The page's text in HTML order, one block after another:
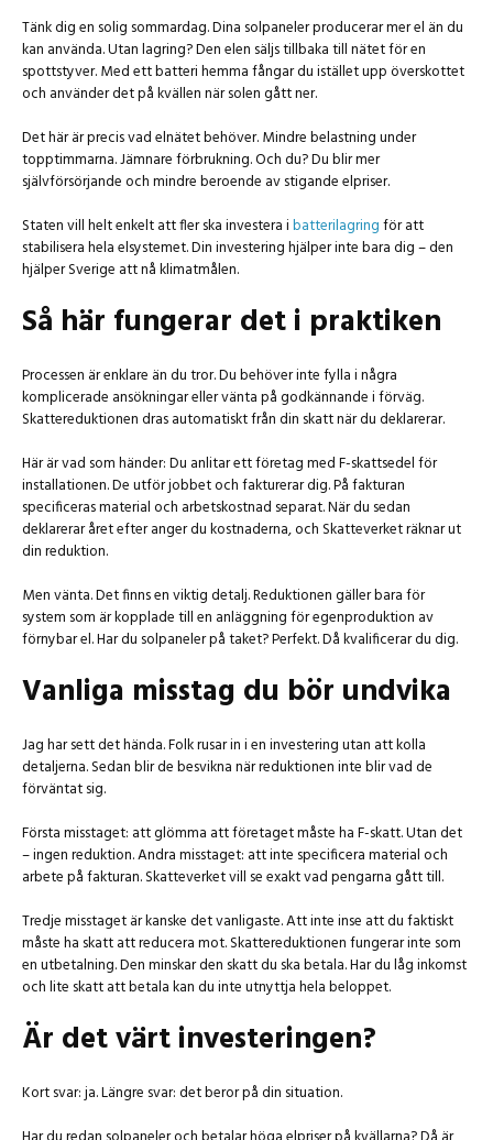
Tänk dig en solig sommardag. Dina solpaneler producerar mer el än du
kan använda. Utan lagring? Den elen säljs tillbaka till nätet för en
spottstyver. Med ett batteri hemma fångar du istället upp överskottet
och använder det på kvällen när solen gått ner.
Det här är precis vad elnätet behöver. Mindre belastning under
topptimmarna. Jämnare förbrukning. Och du? Du blir mer
självförsörjande och mindre beroende av stigande elpriser.
Staten vill helt enkelt att fler ska investera ibatterilagringför att
stabilisera hela elsystemet. Din investering hjälper inte bara dig – den
hjälper Sverige att nå klimatmålen.
Så här fungerar det i praktiken
Processen är enklare än du tror. Du behöver inte fylla i några
komplicerade ansökningar eller vänta på godkännande i förväg.
Skattereduktionen dras automatiskt från din skatt när du deklarerar.
Här är vad som händer: Du anlitar ett företag med F-skattsedel för
installationen. De utför jobbet och fakturerar dig. På fakturan
specificeras material och arbetskostnad separat. När du sedan
deklarerar året efter anger du kostnaderna, och Skatteverket räknar ut
din reduktion.
Men vänta. Det finns en viktig detalj. Reduktionen gäller bara för
system som är kopplade till en anläggning för egenproduktion av
förnybar el. Har du solpaneler på taket? Perfekt. Då kvalificerar du dig.
Vanliga misstag du bör undvika
Jag har sett det hända. Folk rusar in i en investering utan att kolla
detaljerna. Sedan blir de besvikna när reduktionen inte blir vad de
förväntat sig.
Första misstaget: att glömma att företaget måste ha F-skatt. Utan det
– ingen reduktion. Andra misstaget: att inte specificera material och
arbete på fakturan. Skatteverket vill se exakt vad pengarna gått till.
Tredje misstaget är kanske det vanligaste. Att inte inse att du faktiskt
måste ha skatt att reducera mot. Skattereduktionen fungerar inte som
en utbetalning. Den minskar den skatt du ska betala. Har du låg inkomst
och lite skatt att betala kan du inte utnyttja hela beloppet.
Är det värt investeringen?
Kort svar: ja. Längre svar: det beror på din situation.